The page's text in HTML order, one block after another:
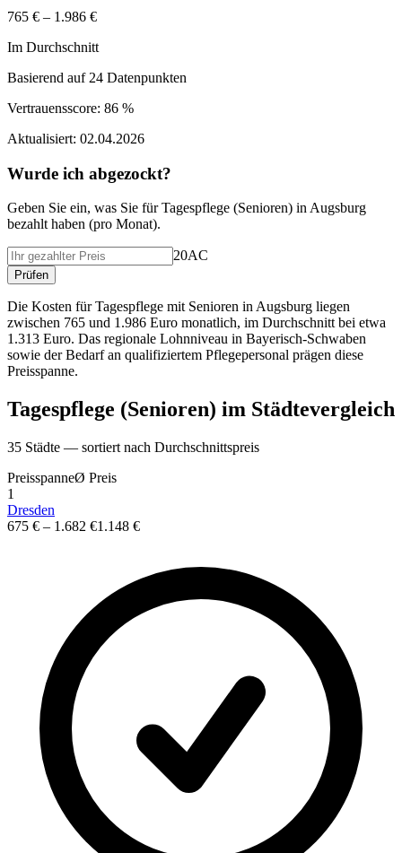
765 € – 1.986 €
Im Durchschnitt
Basierend auf 24 Datenpunkten
Vertrauensscore: 86 %
Aktualisiert: 02.04.2026
Wurde ich abgezockt?
Geben Sie ein, was Sie fürTagespflege (Senioren) in Augsburg
bezahlt haben (pro Monat).
20AC
Prüfen
Die Kosten für Tagespflege mit Senioren in Augsburg liegen
zwischen 765 und 1.986 Euro monatlich, im Durchschnitt bei etwa
1.313 Euro. Das regionale Lohnniveau in Bayerisch-Schwaben
sowie der Bedarf an qualifiziertem Pflegepersonal prägen diese
Preisspanne.
Tagespflege (Senioren) im Städtevergleich
35 Städte — sortiert nach Durchschnittspreis
PreisspanneØ Preis
1
Dresden
675 € – 1.682 €1.148 €